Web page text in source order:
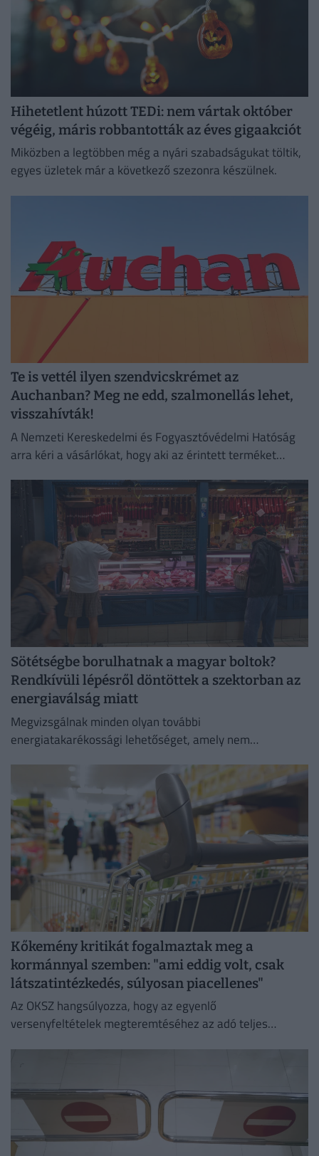
Hihetetlent húzott TEDi: nem vártak október
végéig, máris robbantották az éves gigaakciót
Miközben a legtöbben még a nyári szabadságukat töltik,
egyes üzletek már a következő szezonra készülnek.
Te is vettél ilyen szendvicskrémet az
Auchanban? Meg ne edd, szalmonellás lehet,
visszahívták!
A Nemzeti Kereskedelmi és Fogyasztóvédelmi Hatóság
arra kéri a vásárlókat, hogy aki az érintett terméket
Sötétségbe borulhatnak a magyar boltok?
Rendkívüli lépésről döntöttek a szektorban az
energiaválság miatt
Megvizsgálnak minden olyan további
energiatakarékossági lehetőséget, amely nem
zökkenőmentes kiszolgálását.
Kőkemény kritikát fogalmaztak meg a
kormánnyal szemben: "ami eddig volt, csak
látszatintézkedés, súlyosan piacellenes"
Az OKSZ hangsúlyozza, hogy az egyenlő
versenyfeltételek megteremtéséhez az adó teljes